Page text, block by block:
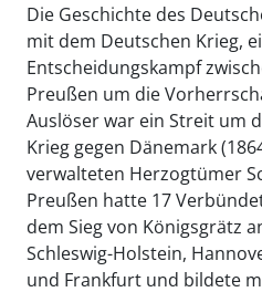
Die Geschichte des
mit dem Deutschen Krieg,
Entscheidungskampf
Preußen um die
Auslöser war ein Streit um
Krieg gegen Dänemark
verwalteten Herzogtümer
Preußen hatte 17
dem Sieg von Königsgrätz
Schleswig-Holstein,
und Frankfurt und bildete